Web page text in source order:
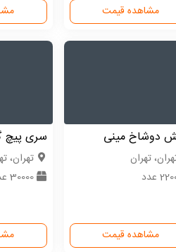
مشاهده قیمت
دوشاخ مینی
تهران
عدد
مشاهده قیمت
سری پیچ
تهران،
30000 عدد